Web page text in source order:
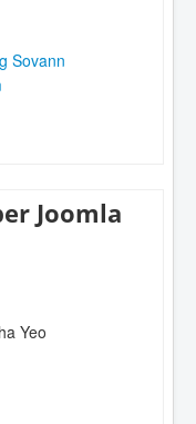
Sovann
Joomla
Yeo